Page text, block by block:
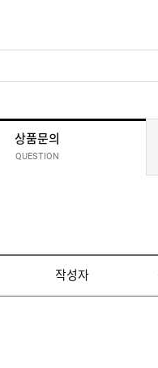
상품문의
QUESTION
작성자